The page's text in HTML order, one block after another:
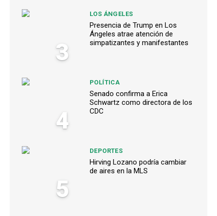
3
LOS ÁNGELES
Presencia de Trump en Los
Ángeles atrae atención de
simpatizantes y manifestantes
4
POLÍTICA
Senado confirma a Erica
Schwartz como directora de los
CDC
5
DEPORTES
Hirving Lozano podría cambiar
de aires en la MLS